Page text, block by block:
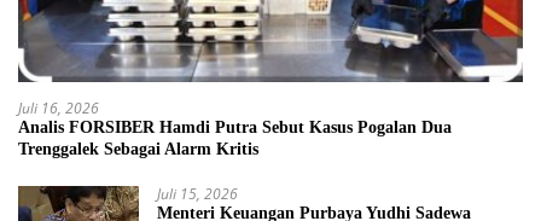
Juli 16, 2026
Analis FORSIBER Hamdi Putra Sebut Kasus Pogalan Dua
Trenggalek Sebagai Alarm Kritis
Juli 15, 2026
Menteri Keuangan Purbaya Yudhi Sadewa